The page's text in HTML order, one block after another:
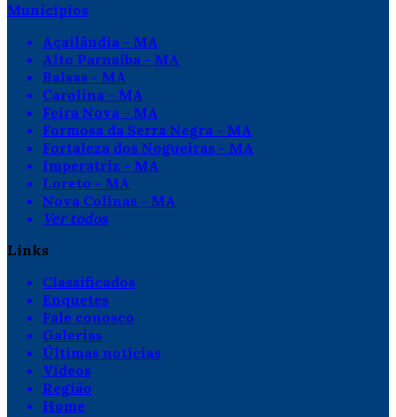
Municípios
Açailândia - MA
Alto Parnaíba - MA
Balsas - MA
Carolina - MA
Feira Nova - MA
Formosa da Serra Negra - MA
Fortaleza dos Nogueiras - MA
Imperatriz - MA
Loreto - MA
Nova Colinas - MA
Ver todos
Links
Classificados
Enquetes
Fale conosco
Galerias
Últimas notícias
Vídeos
Região
Home